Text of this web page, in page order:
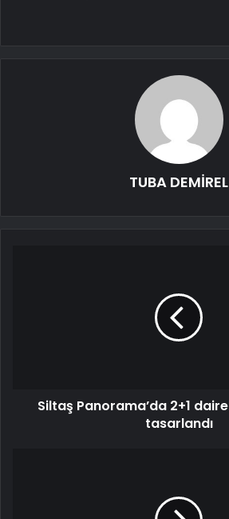
TUBA DEMİREL
Siltaş Panorama’da 2+1
tasarlandı